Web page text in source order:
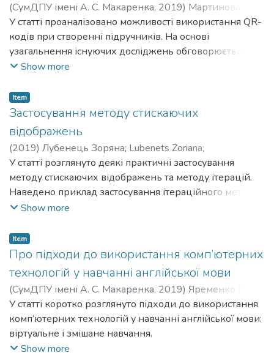
(СумДПУ імені А. С. Макаренка, 2019) Мартинова
Наталія ;Martynova Nataliia;Друшляк Марина
Григорівна;Drushliak Maryna Hryhorivna
У статті проаналізовано можливості використання QR-
кодів при створенні підручників. На основі
узагальнення існуючих досліджень обговорюється
переваги та недоліки друкованого та електронного
Наведені приклади використання QR-кодів у
підручниках з математики. Встановлено ефективність
впровадження підручників з використанням QR-
кодів.
Show more
Item
Застосування методу стискаючих
відображень
(2019) Лубенець Зоряна; Lubenets Zoriana;
Мартиненко Олена Вікторівна;Martynenko Olena
Viktorivna
У статті розглянуто деякі практичні застосування
методу стискаючих відображень та методу ітерацій.
Наведено приклад застосування ітераційного методу
в ядерній медицині, а саме в томографії, та в
Show more
Item
Про підходи до використання комп’ютерних
технологій у навчанні англійської мови
(СумДПУ імені А. С. Макаренка, 2019) Яременко Юлія
Yaremenko Yuliia; Semenikhina Olena Volodymyrivna;
Семеніхіна Олена Володимирівна
У статті коротко розглянуто підходи до використання
комп’ютерних технологій у навчанні англійської мови:
віртуальне і змішане навчання.
Show more